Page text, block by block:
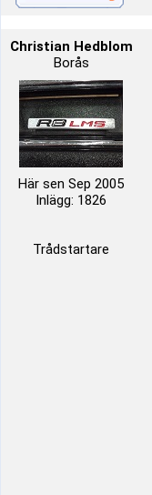
Christian Hedblom
Borås
Här sen Sep 2005
Inlägg: 1826
Trådstartare